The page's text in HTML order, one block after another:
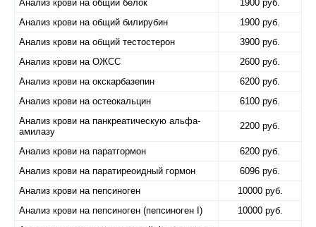
Анализ крови на общий белок
1900 руб.
Анализ крови на общий билирубин
1900 руб.
Анализ крови на общий тестостерон
3900 руб.
Анализ крови на ОЖСС
2600 руб.
Анализ крови на окскарбазепин
6200 руб.
Анализ крови на остеокальцин
6100 руб.
Анализ крови на панкреатическую альфа-
амилазу
2200 руб.
Анализ крови на паратгормон
6200 руб.
Анализ крови на паратиреоидный гормон
6096 руб.
Анализ крови на пепсиноген
10000 руб.
Анализ крови на пепсиноген (пепсиноген I)
10000 руб.